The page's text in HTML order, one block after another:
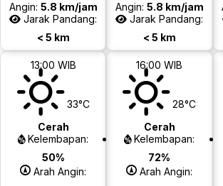
Angin: 5.8 km/jam
Jarak Pandang:
< 5 km
Angin: 5.8 km/jam
Jarak Pandang:
< 5 km
13:00 WIB
33°C
Cerah
Kelembapan:
50%
Arah Angin:
16:00 WIB
28°C
Cerah
Kelembapan:
72%
Arah Angin: